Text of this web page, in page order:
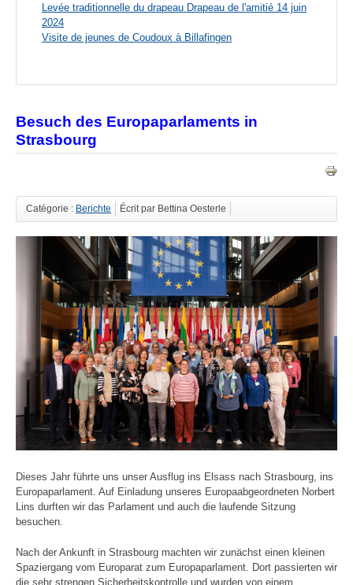
Levée traditionnelle du drapeau Drapeau de l'amitié 14 juin
2024
Visite de jeunes de Coudoux à Billafingen
Besuch des Europaparlaments in
Strasbourg
Catégorie : Berichte Écrit par Bettina Oesterle
Dieses Jahr führte uns unser Ausflug ins Elsass nach Strasbourg, ins
Europaparlament. Auf Einladung unseres Europaabgeordneten Norbert
Lins durften wir das Parlament und auch die laufende Sitzung
besuchen.
Nach der Ankunft in Strasbourg machten wir zunächst einen kleinen
Spaziergang vom Europarat zum Europaparlament. Dort passierten wir
die sehr strengen Sicherheitskontrolle und wurden von einem